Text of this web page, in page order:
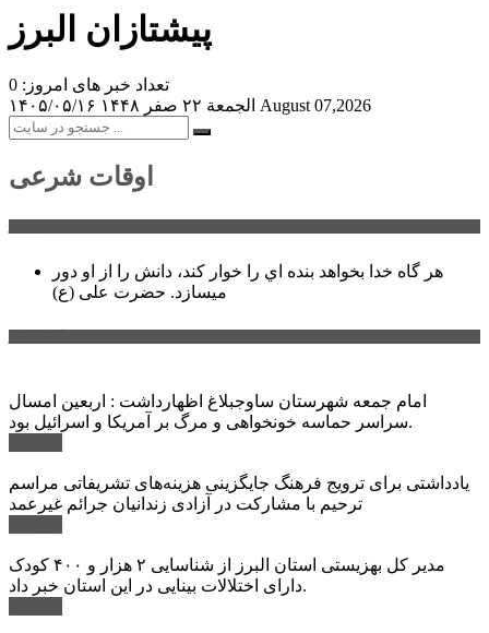
پیشتازان البرز
تعداد خبر های امروز: 0
۱۴۰۵/۰۵/۱۶
الجمعة ۲۲ صفر ۱۴۴۸ August 07,2026
اوقات شرعی
هر گاه خدا بخواهد بنده اي را خوار كند، دانش را از او دور
میسازد. حضرت علی (ع)
امام جمعه شهرستان ساوجبلاغ اظهارداشت : اربعین امسال
سراسر حماسه خونخواهی و مرگ بر آمریکا و اسرائیل بود.
یادداشتی برای ترویج فرهنگ جایگزینی هزینه‌های تشریفاتی مراسم
ترحیم با مشارکت در آزادی زندانیان جرائم غیرعمد
مدیر کل بهزیستی استان البرز از شناسایی ۲ هزار و ۴۰۰ کودک
دارای اختلالات بینایی در این استان خبر داد.